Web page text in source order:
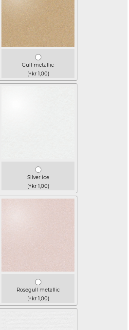
Gull metallic
(+kr 1,00)
Silver ice
(+kr 1,00)
Rosegull metallic
(+kr 1,00)